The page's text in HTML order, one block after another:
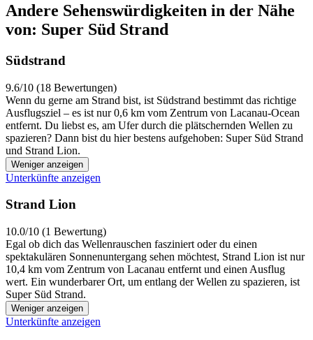
Andere Sehenswürdigkeiten in der Nähe
von: Super Süd Strand
Südstrand
9.6/10 (18 Bewertungen)
Wenn du gerne am Strand bist, ist Südstrand bestimmt das richtige
Ausflugsziel – es ist nur 0,6 km vom Zentrum von Lacanau-Ocean
entfernt. Du liebst es, am Ufer durch die plätschernden Wellen zu
spazieren? Dann bist du hier bestens aufgehoben: Super Süd Strand
und Strand Lion.
Weniger anzeigen
Unterkünfte anzeigen
Strand Lion
10.0/10 (1 Bewertung)
Egal ob dich das Wellenrauschen fasziniert oder du einen
spektakulären Sonnenuntergang sehen möchtest, Strand Lion ist nur
10,4 km vom Zentrum von Lacanau entfernt und einen Ausflug
wert. Ein wunderbarer Ort, um entlang der Wellen zu spazieren, ist
Super Süd Strand.
Weniger anzeigen
Unterkünfte anzeigen